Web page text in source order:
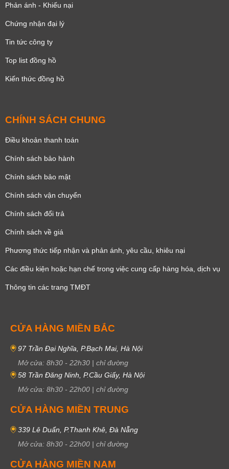
Phản ánh - Khiếu nại
Chứng nhận đại lý
Tin tức công ty
Top list đồng hồ
Kiến thức đồng hồ
CHÍNH SÁCH CHUNG
Điều khoản thanh toán
Chính sách bảo hành
Chính sách bảo mật
Chính sách vận chuyển
Chính sách đổi trả
Chính sách về giá
Phương thức tiếp nhận và phản ánh, yêu cầu, khiêu nại
Các điều kiện hoặc hạn chế trong việc cung cấp hàng hóa, dịch vụ
Thông tin các trang TMĐT
CỬA HÀNG MIỀN BẮC
97 Trần Đại Nghĩa, P.Bạch Mai, Hà Nội
Mở cửa: 8h30 - 22h30 | chỉ đường
58 Trần Đăng Ninh, P.Cầu Giấy, Hà Nội
Mở cửa: 8h30 - 22h00 | chỉ đường
CỬA HÀNG MIỀN TRUNG
339 Lê Duẩn, P.Thanh Khê, Đà Nẵng
Mở cửa: 8h30 - 22h00 | chỉ đường
CỬA HÀNG MIỀN NAM